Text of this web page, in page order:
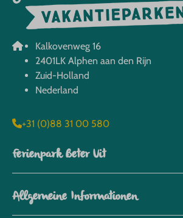
Kalkovenweg 16
2401LK Alphen aan den Rijn
Zuid-Holland
Nederland
+31 (0)88 31 00 580
Ferienpark Beter Uit
Allgemeine Informationen